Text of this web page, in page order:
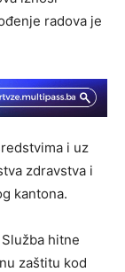
radova je
i uz
zdravstva i
kantona.
hitne
zaštitu kod